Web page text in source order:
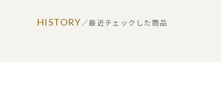
HISTORY／最近チェックした商品